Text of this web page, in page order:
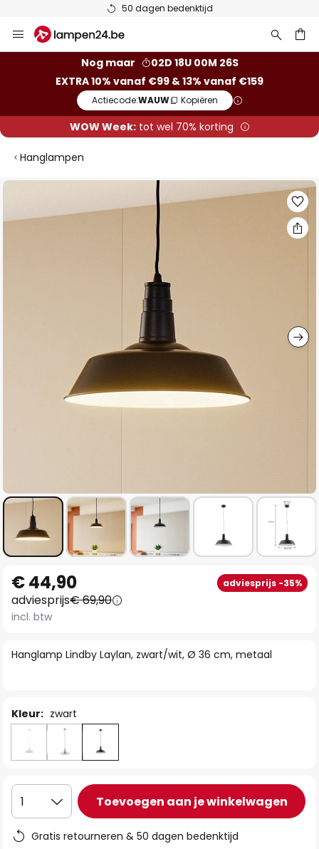
50 dagen bedenktijd
naar
Nog maar
02D 18U 00M 26S
EXTRA 10% vanaf €99 & 13% vanaf €159
Actiecode:WAUW Kopiëren
WOW Week:tot wel 70% korting
Hanglampen
Ga
het
naar
het
begin
de
Hanglamp Lindby Laylan, zwart/wit, Ø 36 cm, metaal
€ 44,90 adviesprijs -35%
adviesprijs€ 69,90
incl. btw
Kleur: zwart
1 Toevoegen aan je winkelwagen
Gratis retourneren & 50 dagen bedenktijd